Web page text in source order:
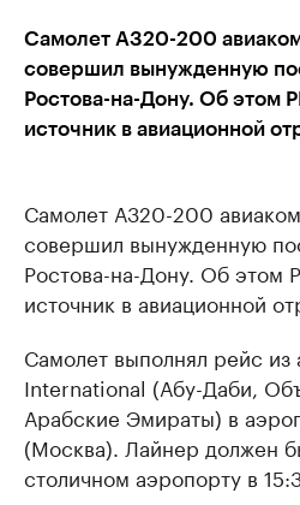
Самолет А320-200
совершил вынужденную
Ростова-на-Дону. Об этом
источник в авиационной
Самолет А320-200
совершил вынужденную
Ростова-на-Дону. Об этом
источник в авиационной
Самолет выполнял рейс
International (Абу-Даби,
Арабские Эмираты) в
(Москва). Лайнер должен
столичном аэропорту в